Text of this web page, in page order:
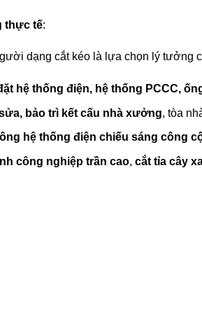
thực tế:
dạng cắt kéo là lựa chọn lý tưởng
hệ thống điện, hệ thống PCCC,
bảo trì kết cấu nhà xưởng, tòa
hệ thống điện chiếu sáng công
công nghiệp trần cao, cắt tỉa cây